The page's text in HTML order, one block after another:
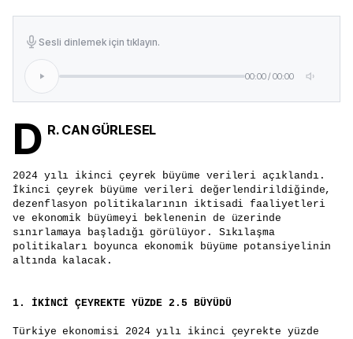
Sesli dinlemek için tıklayın.
00:00/00:00
D R. CAN GÜRLESEL
2024 yılı ikinci çeyrek büyüme verileri açıklandı.
İkinci çeyrek büyüme verileri değerlendirildiğinde,
dezenflasyon politikalarının iktisadi faaliyetleri
ve ekonomik büyümeyi beklenenin de üzerinde
sınırlamaya başladığı görülüyor. Sıkılaşma
politikaları boyunca ekonomik büyüme potansiyelinin
altında kalacak.
1. İKİNCİ ÇEYREKTE YÜZDE 2.5 BÜYÜDÜ
Türkiye ekonomisi 2024 yılı ikinci çeyrekte yüzde